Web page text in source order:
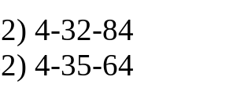
4-32-84
4-35-64